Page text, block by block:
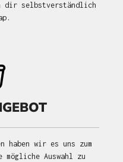
dir selbstverständlich
haben wir es uns zum
Auswahl zu